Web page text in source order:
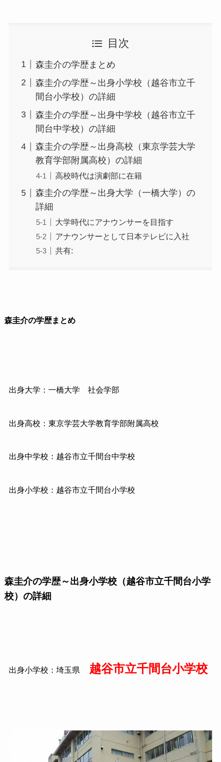
目次
森圭介の学歴まとめ
森圭介の学歴～出身小学校（越谷市立千
間台小学校）の詳細
森圭介の学歴～出身中学校（越谷市立千
間台中学校）の詳細
森圭介の学歴～出身高校（東京学芸大学
教育学部附属高校）の詳細
高校時代は演劇部に在籍
森圭介の学歴～出身大学（一橋大学）の
詳細
大学時代にアナウンサーを目指す
アナウンサーとして日本テレビに入社
共有:
森圭介の学歴まとめ
出身大学：一橋大学 社会学部
出身高校：東京学芸大学教育学部附属高校
出身中学校：越谷市立千間台中学校
出身小学校：越谷市立千間台小学校
森圭介の学歴～出身小学校（越谷市立千間台小学
校）の詳細
出身小学校：埼玉県 越谷市立千間台小学校